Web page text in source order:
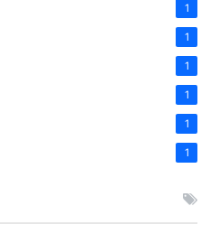
1
1
1
1
1
1